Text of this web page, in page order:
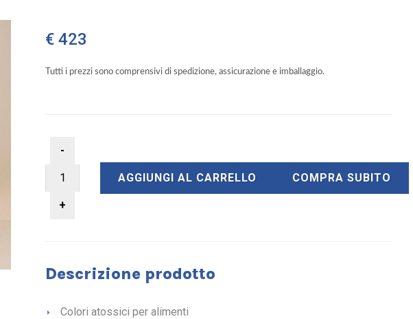
€ 423
Tutti i prezzi sono comprensivi di spedizione, assicurazione e imballaggio.
AGGIUNGI AL CARRELLO COMPRA SUBITO
Descrizione prodotto
Colori atossici per alimenti